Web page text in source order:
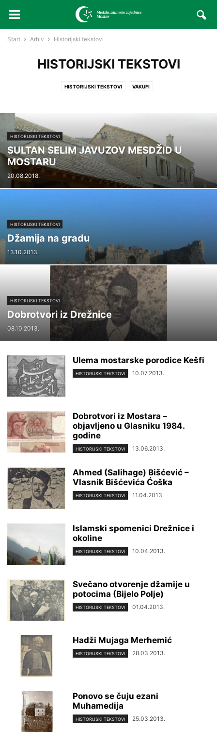
Start Arhiv Historijski tekstovi
HISTORIJSKI TEKSTOVI
HISTORIJSKI TEKSTOVI VAKUFI
HISTORIJSKI TEKSTOVI
SULTAN SELIM JAVUZOV MESDŽID U
MOSTARU
20.08.2018.
HISTORIJSKI TEKSTOVI
Džamija na gradu
13.10.2013.
HISTORIJSKI TEKSTOVI
Dobrotvori iz Drežnice
08.10.2013.
Ulema mostarske porodice Kešfi
HISTORIJSKI TEKSTOVI 10.07.2013.
Dobrotvori iz Mostara –
objavljeno u Glasniku 1984.
godine
HISTORIJSKI TEKSTOVI 13.06.2013.
Ahmed (Salihage) Bišćević –
Vlasnik Bišćevića Ćoška
HISTORIJSKI TEKSTOVI 11.04.2013.
lslamski spomenici Drežnice i
okoline
HISTORIJSKI TEKSTOVI 10.04.2013.
Svečano otvorenje džamije u
potocima (Bijelo Polje)
HISTORIJSKI TEKSTOVI 01.04.2013.
Hadži Mujaga Merhemić
HISTORIJSKI TEKSTOVI 28.03.2013.
Ponovo se čuju ezani
Muhamedija
HISTORIJSKI TEKSTOVI 25.03.2013.